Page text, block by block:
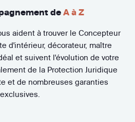
de A à Z
aident à trouver le Concepteur
d'intérieur, décorateur, maître
et suivent l'évolution de votre
de la Protection Juridique
et de nombreuses garanties
exclusives.